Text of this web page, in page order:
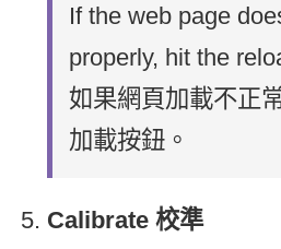
If the web page
properly, hit the
如果網頁加載不正
加載按鈕。
Calibrate 校準